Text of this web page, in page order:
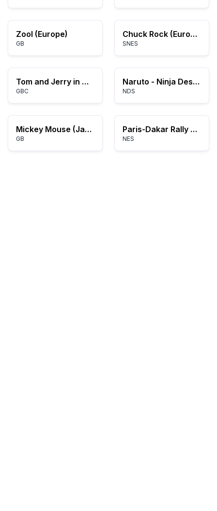
Zool (Europe)
GB
Chuck Rock (Europe)
SNES
Tom and Jerry in Mouse Attacks! (Europe) (En,Fr,De,Es,It,Nl,Da)
GBC
Naruto - Ninja Destiny (USA) (En,Fr)
NDS
Mickey Mouse (Japan)
GB
Paris-Dakar Rally Special (Japan)
NES